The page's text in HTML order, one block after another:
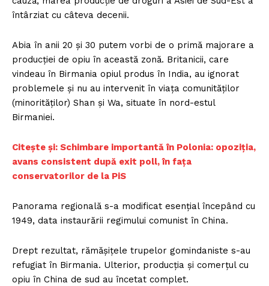
întârziat cu câteva decenii.
Abia în anii 20 şi 30 putem vorbi de o primă majorare a
producţiei de opiu în această zonă. Britanicii, care
vindeau în Birmania opiul produs în India, au ignorat
problemele şi nu au intervenit în viaţa comunităţilor
(minorităţilor) Shan şi Wa, situate în nord-estul
Birmaniei.
Citește și: Schimbare importantă în Polonia: opoziția,
avans consistent după exit poll, în fața
conservatorilor de la PiS
Panorama regională s-a modificat esenţial începând cu
1949, data instaurării regimului comunist în China.
Drept rezultat, rămăşiţele trupelor gomindaniste s-au
refugiat în Birmania. Ulterior, producţia şi comerţul cu
opiu în China de sud au încetat complet.